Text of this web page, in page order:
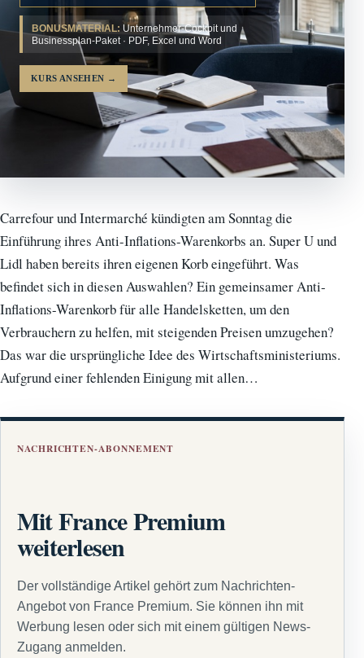
BONUSMATERIAL: Unternehmer-Cockpit und
Businessplan-Paket · PDF, Excel und Word
KURS ANSEHEN →
Carrefour und Intermarché kündigten am Sonntag die
Einführung ihres Anti-Inflations-Warenkorbs an. Super U und
Lidl haben bereits ihren eigenen Korb eingeführt. Was
befindet sich in diesen Auswahlen? Ein gemeinsamer Anti-
Inflations-Warenkorb für alle Handelsketten, um den
Verbrauchern zu helfen, mit steigenden Preisen umzugehen?
Das war die ursprüngliche Idee des Wirtschaftsministeriums.
Aufgrund einer fehlenden Einigung mit allen…
NACHRICHTEN-ABONNEMENT
Mit France Premium
weiterlesen
Der vollständige Artikel gehört zum Nachrichten-
Angebot von France Premium. Sie können ihn mit
Werbung lesen oder sich mit einem gültigen News-
Zugang anmelden.